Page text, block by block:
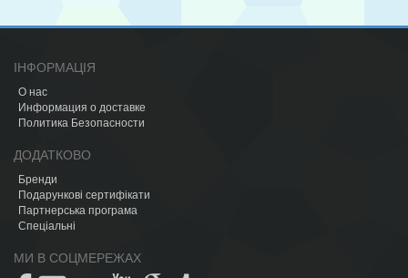
ІНФОРМАЦІЯ
О нас
Информация о доставке
Политика Безопасности
ДОДАТКОВО
Бренди
Подарункові сертифікати
Партнерська програма
Спеціальні
МИ В СОЦМЕРЕЖАХ